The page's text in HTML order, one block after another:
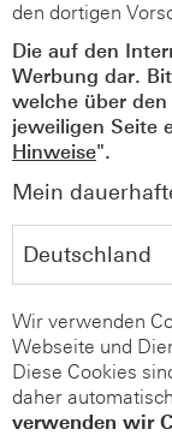
den dortigen
Die auf den
Werbung dar.
welche über den
jeweiligen Seite
Hinweise".
Mein
Wir verwenden
Webseite und
Diese Cookies
daher
verwenden wir